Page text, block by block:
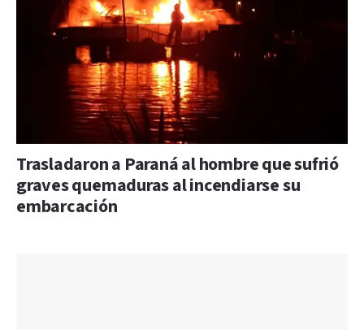
Trasladaron a Paraná al hombre que sufrió
graves quemaduras al incendiarse su
embarcación